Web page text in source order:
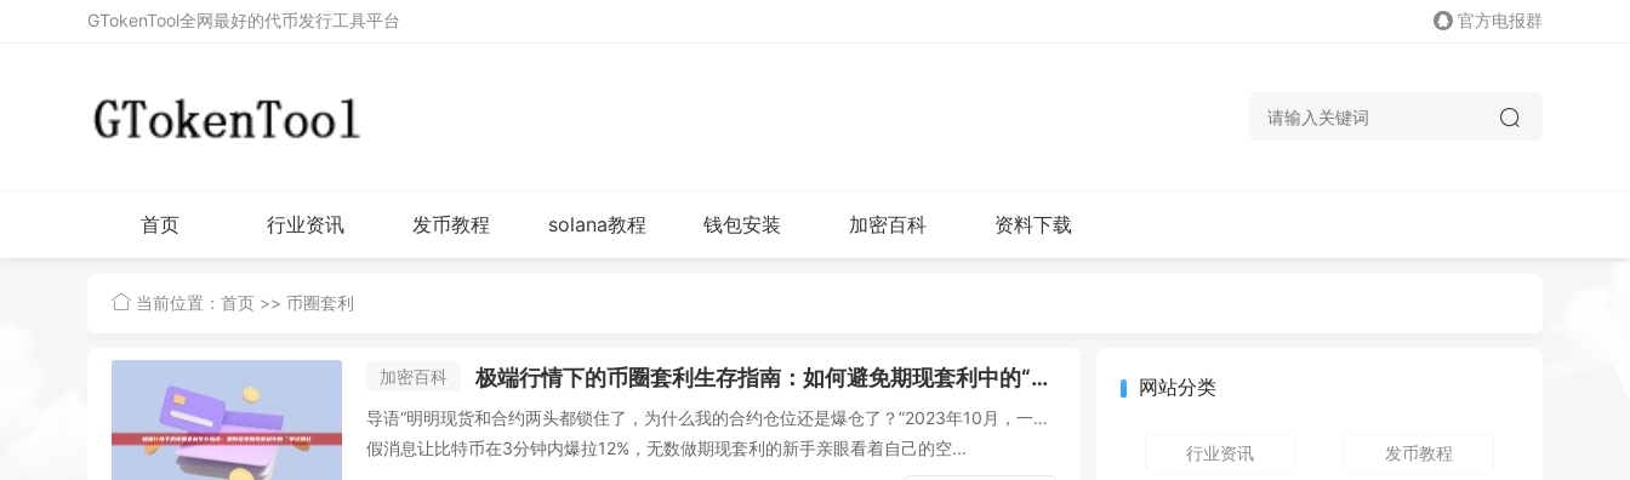
GTokenTool全网最好的代币发行工具平台 官方电报群
首页 行业资讯 发币教程 solana教程 钱包安装 加密百科 资料下载
当前位置： 首页 >> 币圈套利
加密百科 极端行情下的币圈套利生存指南：如何避免期现套利中的“单边爆仓
导语“明明现货和合约两头都锁住了，为什么我的合约仓位还是爆仓了？”2023年10月，一则
假消息让比特币在3分钟内爆拉12%，无数做期现套利的新手亲眼看着自己的空...
网站分类
行业资讯 发币教程